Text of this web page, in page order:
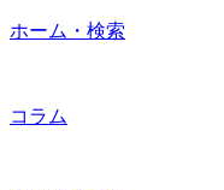
ホーム・検索
コラム